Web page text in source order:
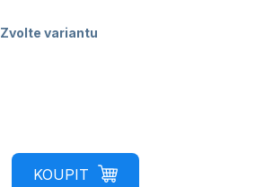
Zvolte variantu